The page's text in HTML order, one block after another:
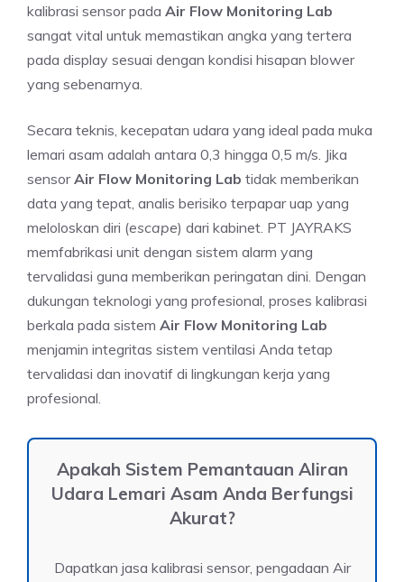
kalibrasi sensor pada Air Flow Monitoring Lab
sangat vital untuk memastikan angka yang tertera
pada display sesuai dengan kondisi hisapan blower
yang sebenarnya.
Secara teknis, kecepatan udara yang ideal pada muka
lemari asam adalah antara 0,3 hingga 0,5 m/s. Jika
sensorAir Flow Monitoring Lab tidak memberikan
data yang tepat, analis berisiko terpapar uap yang
meloloskan diri (escape) dari kabinet. PT JAYRAKS
memfabrikasi unit dengan sistem alarm yang
tervalidasi guna memberikan peringatan dini. Dengan
dukungan teknologi yang profesional, proses kalibrasi
berkala pada sistem Air Flow Monitoring Lab
menjamin integritas sistem ventilasi Anda tetap
tervalidasi dan inovatif di lingkungan kerja yang
profesional.
Apakah Sistem Pemantauan Aliran
Udara Lemari Asam Anda Berfungsi
Akurat?
Dapatkan jasa kalibrasi sensor, pengadaan Air